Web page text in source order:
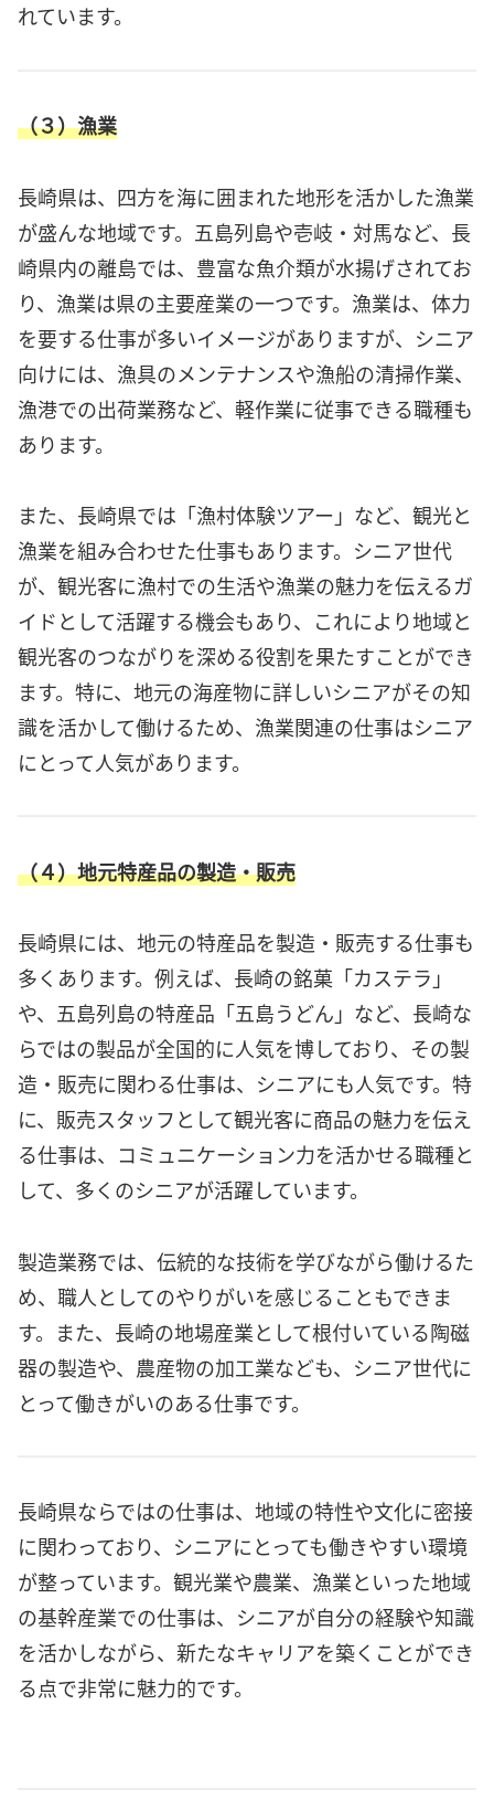
れています。
（３）漁業
長崎県は、四方を海に囲まれた地形を活かした漁業
が盛んな地域です。五島列島や壱岐・対馬など、長
崎県内の離島では、豊富な魚介類が水揚げされてお
り、漁業は県の主要産業の一つです。漁業は、体力
を要する仕事が多いイメージがありますが、シニア
向けには、漁具のメンテナンスや漁船の清掃作業、
漁港での出荷業務など、軽作業に従事できる職種も
あります。
また、長崎県では「漁村体験ツアー」など、観光と
漁業を組み合わせた仕事もあります。シニア世代
が、観光客に漁村での生活や漁業の魅力を伝えるガ
イドとして活躍する機会もあり、これにより地域と
観光客のつながりを深める役割を果たすことができ
ます。特に、地元の海産物に詳しいシニアがその知
識を活かして働けるため、漁業関連の仕事はシニア
にとって人気があります。
（４）地元特産品の製造・販売
長崎県には、地元の特産品を製造・販売する仕事も
多くあります。例えば、長崎の銘菓「カステラ」
や、五島列島の特産品「五島うどん」など、長崎な
らではの製品が全国的に人気を博しており、その製
造・販売に関わる仕事は、シニアにも人気です。特
に、販売スタッフとして観光客に商品の魅力を伝え
る仕事は、コミュニケーション力を活かせる職種と
して、多くのシニアが活躍しています。
製造業務では、伝統的な技術を学びながら働けるた
め、職人としてのやりがいを感じることもできま
す。また、長崎の地場産業として根付いている陶磁
器の製造や、農産物の加工業なども、シニア世代に
とって働きがいのある仕事です。
長崎県ならではの仕事は、地域の特性や文化に密接
に関わっており、シニアにとっても働きやすい環境
が整っています。観光業や農業、漁業といった地域
の基幹産業での仕事は、シニアが自分の経験や知識
を活かしながら、新たなキャリアを築くことができ
る点で非常に魅力的です。